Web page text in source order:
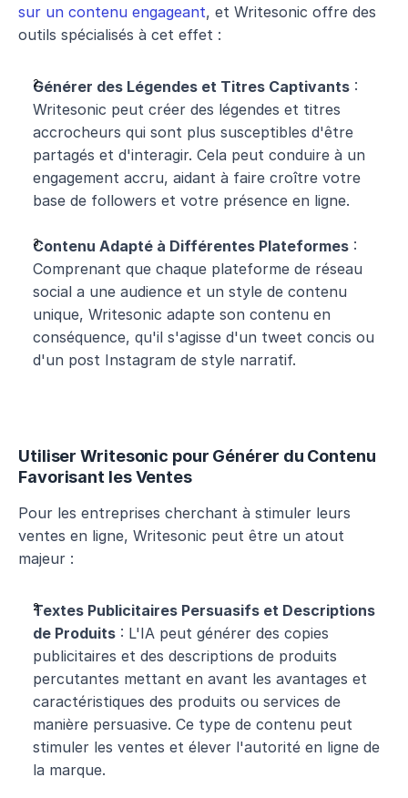
sur un contenu engageant, et Writesonic offre des
outils spécialisés à cet effet :
Générer des Légendes et Titres Captivants :
Writesonic peut créer des légendes et titres
accrocheurs qui sont plus susceptibles d'être
partagés et d'interagir. Cela peut conduire à un
engagement accru, aidant à faire croître votre
base de followers et votre présence en ligne.
Contenu Adapté à Différentes Plateformes :
Comprenant que chaque plateforme de réseau
social a une audience et un style de contenu
unique, Writesonic adapte son contenu en
conséquence, qu'il s'agisse d'un tweet concis ou
d'un post Instagram de style narratif.
Utiliser Writesonic pour Générer du Contenu
Favorisant les Ventes
Pour les entreprises cherchant à stimuler leurs
ventes en ligne, Writesonic peut être un atout
majeur :
Textes Publicitaires Persuasifs et Descriptions
de Produits : L'IA peut générer des copies
publicitaires et des descriptions de produits
percutantes mettant en avant les avantages et
caractéristiques des produits ou services de
manière persuasive. Ce type de contenu peut
stimuler les ventes et élever l'autorité en ligne de
la marque.